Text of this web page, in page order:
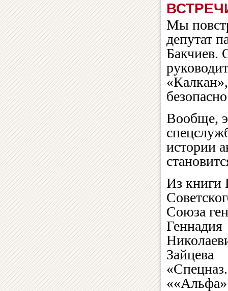
Мы
депутат
Бакчиев.
Вообще,
истории
Из книги
Союза
Геннадия
Зайцева
«Спецназ.